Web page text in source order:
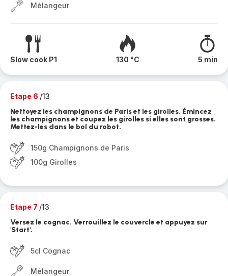
Mélangeur
Slow cook P1 130 °C 5 min
Etape 6 /13
Nettoyez les champignons de Paris et les girolles. Émincez
les champignons et coupez les girolles si elles sont grosses.
Mettez-les dans le bol du robot.
150g Champignons de Paris
100g Girolles
Etape 7 /13
Versez le cognac. Verrouillez le couvercle et appuyez sur
'Start'.
5cl Cognac
Mélangeur